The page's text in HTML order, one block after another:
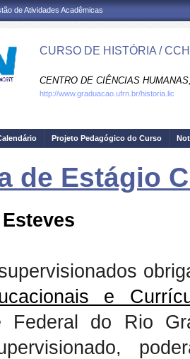
de Atividades Acadêmicas
CURSO DE HISTÓRIA /
CENTRO DE CIÊNCIAS
http://www.graduacao.ufrn.br/historia.lic
Projeto Pedagógico do Curso
de Estágio
e
Federal do Rio